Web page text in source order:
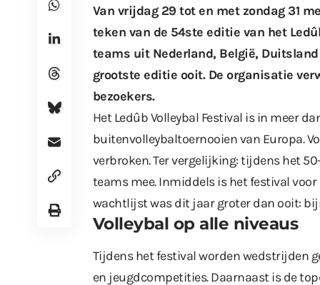
Van vrijdag 29 tot en met zondag 31
teken van de 54ste editie van het
teams uit Nederland, België,
grootste editie ooit. De organisatie
bezoekers.
Het Ledûb Volleybal Festival is in meer
buitenvolleybaltoernooien van Europa.
verbroken. Ter vergelijking: tijdens het
teams mee. Inmiddels is het festival
wachtlijst was dit jaar groter dan ooit:
Volleybal op alle niveaus
Tijdens het festival worden wedstrijden
en jeugdcompetities. Daarnaast is de